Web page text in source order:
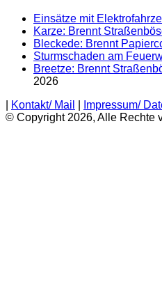
Einsätze mit
Karze: Brennt
Bleckede: Brennt
Sturmschaden am
Breetze: Brennt
2026
Kontakt/ Mail Impressum/
© Copyright 2026, Alle Rechte